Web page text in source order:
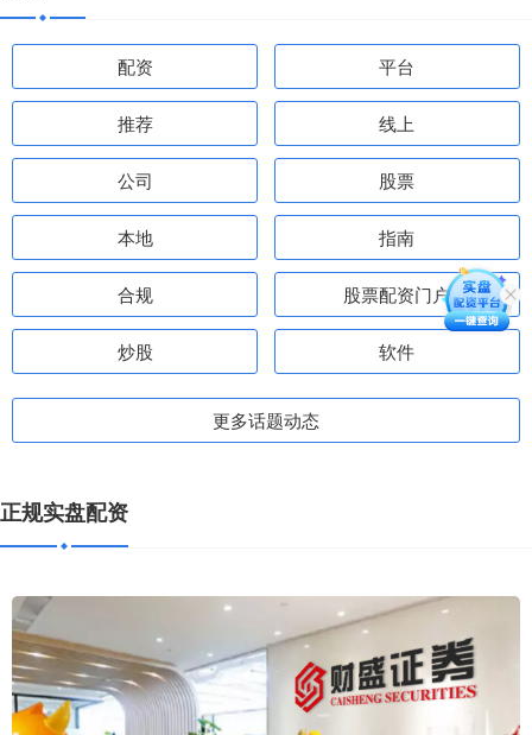
配资 平台
推荐 线上
公司 股票
本地 指南
合规 股票配资门户
炒股 软件
更多话题动态
正规实盘配资